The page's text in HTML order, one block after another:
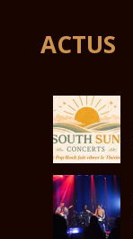
ACTUS